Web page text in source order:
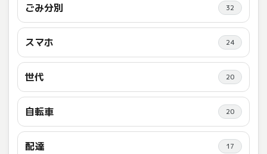
ごみ分別 32
スマホ 24
世代 20
自転車 20
配達 17